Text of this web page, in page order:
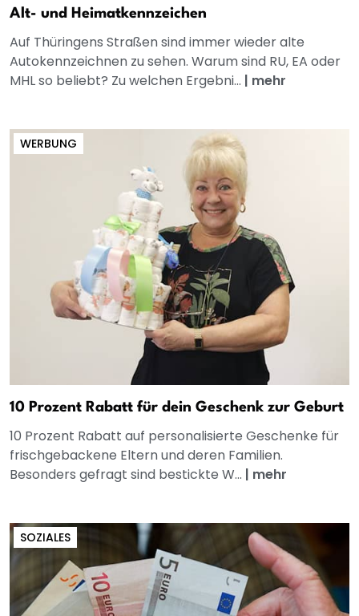
Alt- und Heimatkennzeichen
Auf Thüringens Straßen sind immer wieder alte
Autokennzeichnen zu sehen. Warum sind RU, EA oder
MHL so beliebt? Zu welchen Ergebni... | mehr
WERBUNG
10 Prozent Rabatt für dein Geschenk zur Geburt
10 Prozent Rabatt auf personalisierte Geschenke für
frischgebackene Eltern und deren Familien.
Besonders gefragt sind bestickte W... | mehr
SOZIALES